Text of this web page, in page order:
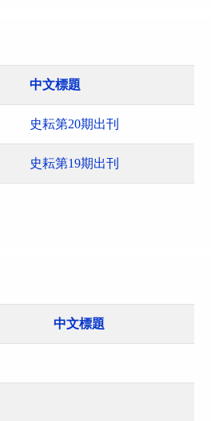
中文標題
史耘第20期出刊
史耘第19期出刊
中文標題